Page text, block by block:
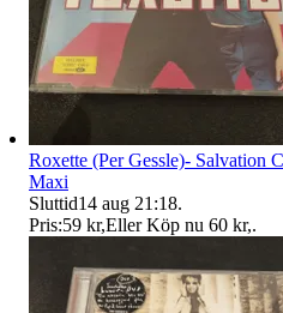
Roxette (Per Gessle)- Salvation
Maxi
Sluttid14 aug 21:18.
Pris:59 kr,Eller Köp nu 60 kr,.